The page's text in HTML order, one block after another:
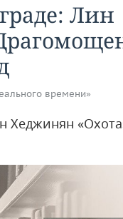
Лин
времени»
Хеджинян